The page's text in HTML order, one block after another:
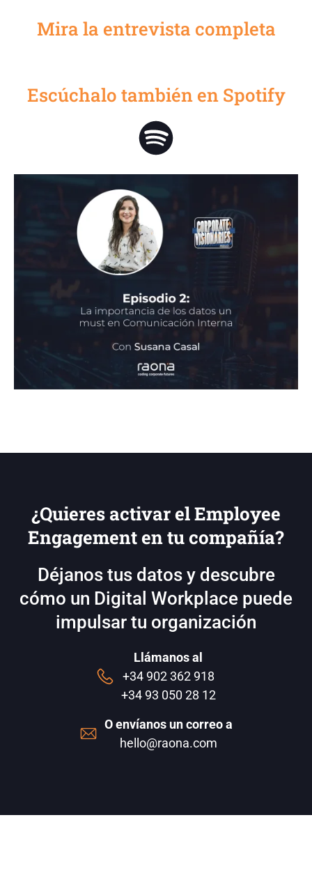
Mira la entrevista completa
Escúchalo también en Spotify
¿Quieres activar el Employee
Engagement en tu compañía?
Déjanos tus datos y descubre
cómo un Digital Workplace puede
impulsar tu organización
Llámanos al
+34 902 362 918
+34 93 050 28 12
O envíanos un correo a
hello@raona.com